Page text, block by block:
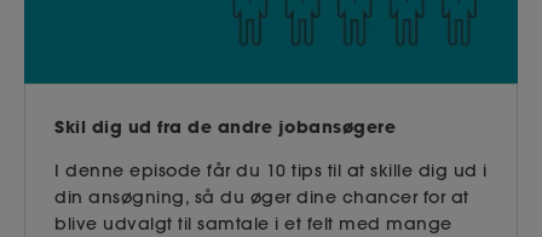
Skil dig ud fra de andre jobansøgere
I denne episode får du 10 tips til at skille dig ud i
din ansøgning, så du øger dine chancer for at
blive udvalgt til samtale i et felt med mange